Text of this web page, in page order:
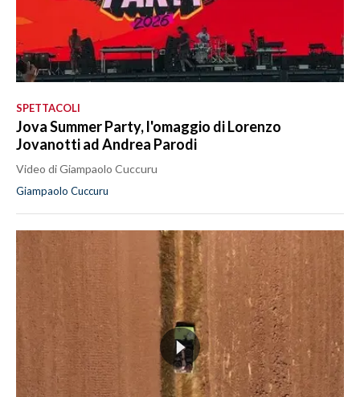
SPETTACOLI
Jova Summer Party, l'omaggio di Lorenzo
Jovanotti ad Andrea Parodi
Video di Giampaolo Cuccuru
Giampaolo Cuccuru